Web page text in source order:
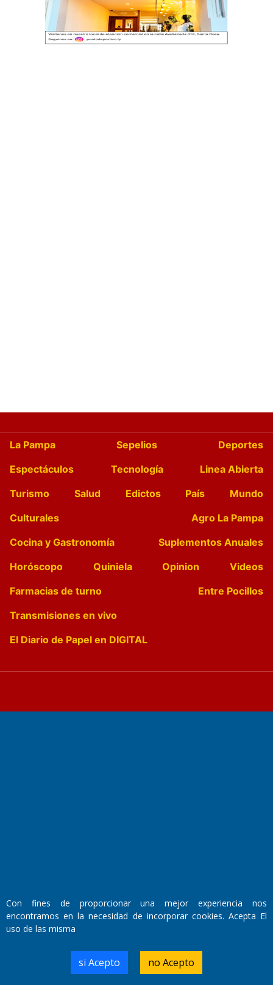
La Pampa Sepelios
Deportes
Espectáculos
Tecnología
Linea Abierta
Turismo
Salud Edictos País
Mundo
Culturales
Agro La Pampa
Cocina y Gastronomía
Suplementos Anuales
Horóscopo
Quiniela Opinion
Videos
Farmacias de turno
Entre Pocillos
Transmisiones en vivo
El Diario de Papel en DIGITAL
Domicilio Legal: José Ingenieros 855,
Santa Rosa, La Pampa.
RL-2019-55551274-APN-DNDA#MJ
Con fines de proporcionar una mejor experiencia nos
encontramos en la necesidad de incorporar cookies. Acepta El
uso de las misma
si Acepto no Acepto